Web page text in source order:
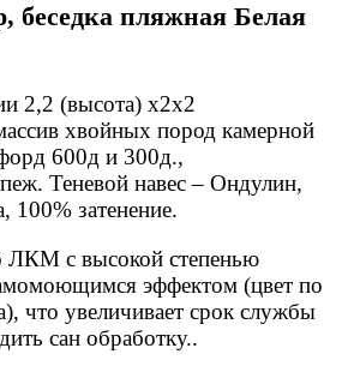
беседка пляжная Белая
2,2 (высота) х2х2
хвойных пород камерной
600д и 300д.,
Теневой навес – Ондулин,
100% затенение.
ЛКМ с высокой степенью
эффектом (цвет по
что увеличивает срок службы
сан обработку..